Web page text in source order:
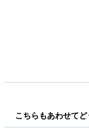
こちらもあわせて